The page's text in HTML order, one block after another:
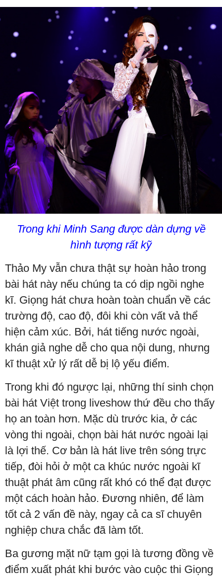
Trong khi Minh Sang được dàn dựng về
hình tượng rất kỹ
Thảo My vẫn chưa thật sự hoàn hảo trong
bài hát này nếu chúng ta có dịp ngồi nghe
kĩ. Giọng hát chưa hoàn toàn chuẩn về các
trường độ, cao độ, đôi khi còn vất vả thể
hiện cảm xúc. Bởi, hát tiếng nước ngoài,
khán giả nghe dễ cho qua nội dung, nhưng
kĩ thuật xử lý rất dễ bị lộ yếu điểm.
Trong khi đó ngược lại, những thí sinh chọn
bài hát Việt trong liveshow thứ đều cho thấy
họ an toàn hơn. Mặc dù trước kia, ở các
vòng thi ngoài, chọn bài hát nước ngoài lại
là lợi thế. Cơ bản là hát live trên sóng trực
tiếp, đòi hỏi ở một ca khúc nước ngoài kĩ
thuật phát âm cũng rất khó có thể đạt được
một cách hoàn hảo. Đương nhiên, để làm
tốt cả 2 vấn đề này, ngay cả ca sĩ chuyên
nghiệp chưa chắc đã làm tốt.
Ba gương mặt nữ tạm gọi là tương đồng về
điểm xuất phát khi bước vào cuộc thi Giọng